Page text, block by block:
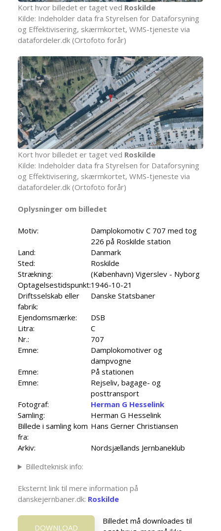
Kort hvor billedet er taget ved Roskilde
Kilde: Indeholder data fra Styrelsen for Dataforsyning
og Effektivisering, skærmkortet, WMS-tjeneste via
datafordeler.dk (Ortofoto forår)
Kort hvor billedet er taget ved Roskilde
Kilde: Indeholder data fra Styrelsen for Dataforsyning
og Effektivisering, skærmkortet, WMS-tjeneste via
datafordeler.dk (Ortofoto forår)
Oplysninger om billedet
Motiv:
Damplokomotiv C 707 med tog
226 på Roskilde station
Land:
Danmark
Sted:
Roskilde
Strækning:
(København) Vigerslev - Nyborg
Optagelsestidspunkt:1946-10-21
Driftsselskab eller
fabrik:
Danske Statsbaner
Ejendomsmærke:
DSB
Litra:
C
Nr.:
707
Emne:
Damplokomotiver og
dampvogne
Emne:
På stationen
Emne:
Rejseliv, bagage- og
posttransport
Fotograf:
Herman G Hesselink
Samling:
Herman G Hesselink
Billede i samling kom
fra:
Hans Gerner Christiansen
Arkiv:
Nordsjællands Jernbaneklub
Billedteknisk info:
Eksternt link til mere information på
danskejernbaner.dk: Roskilde
DOWNLOAD
Billedet må downloades til